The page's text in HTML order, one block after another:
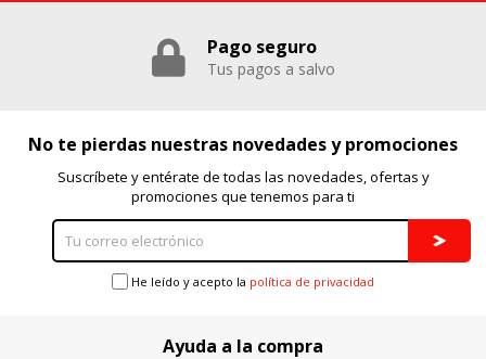
Pago seguro
Tus pagos a salvo
No te pierdas nuestras novedades y promociones
Suscríbete y entérate de todas las novedades, ofertas y
promociones que tenemos para ti
He leído y acepto la política de privacidad
Ayuda a la compra